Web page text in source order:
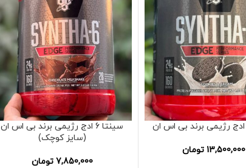
13,500,000 تومان
سینتا 6 ادج رژیمی برند بی اس ان
(سایز کوچک)
7,850,000 تومان